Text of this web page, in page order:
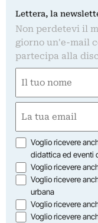
Lettera, la
Non perdetevi il
giorno un'e-mail
partecipa alla
(Required)
First
(Required)
Opzioni
Voglio ricevere
didattica ed eventi
Voglio ricevere
Voglio ricevere
urbana
Voglio ricevere
Voglio ricevere